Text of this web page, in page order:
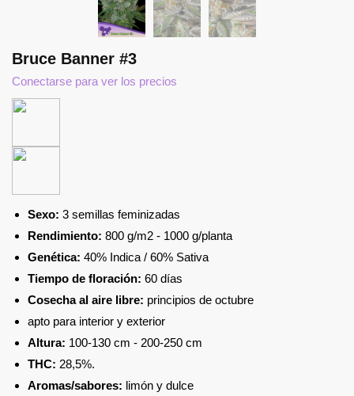
Bruce Banner #3
Conectarse para ver los precios
Sexo: 3 semillas feminizadas
Rendimiento: 800 g/m2 - 1000 g/planta
Genética: 40% Indica / 60% Sativa
Tiempo de floración: 60 días
Cosecha al aire libre: principios de octubre
apto para interior y exterior
Altura: 100-130 cm - 200-250 cm
THC: 28,5%.
Aromas/sabores: limón y dulce